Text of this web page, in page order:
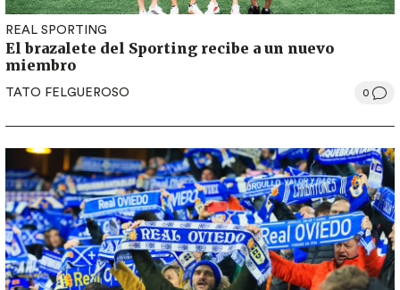
REAL SPORTING
El brazalete del Sporting recibe a un nuevo
miembro
TATO FELGUEROSO 0